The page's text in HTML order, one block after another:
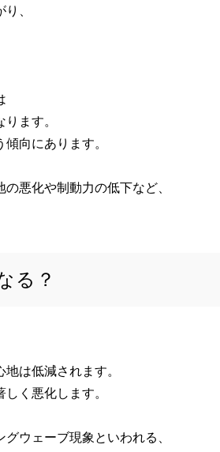
、
ます。
向にあります。
悪化や制動力の低下など、
る？
は低減されます。
く悪化します。
ウェーブ現象といわれる、